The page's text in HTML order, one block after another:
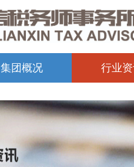
集团概况 行业